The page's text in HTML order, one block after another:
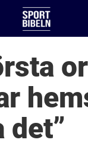
det”